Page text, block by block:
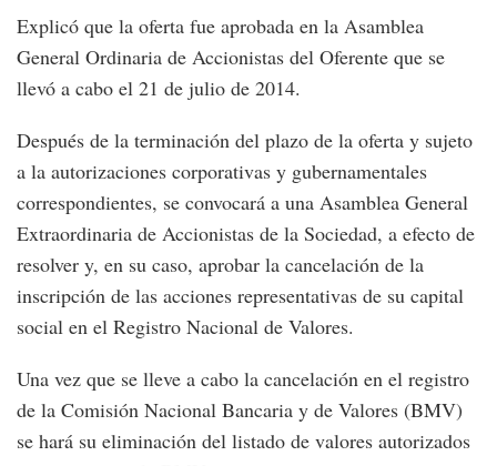
Explicó que la oferta fue aprobada en la Asamblea
General Ordinaria de Accionistas del Oferente que se
llevó a cabo el 21 de julio de 2014.
Después de la terminación del plazo de la oferta y sujeto
a la autorizaciones corporativas y gubernamentales
correspondientes, se convocará a una Asamblea General
Extraordinaria de Accionistas de la Sociedad, a efecto de
resolver y, en su caso, aprobar la cancelación de la
inscripción de las acciones representativas de su capital
social en el Registro Nacional de Valores.
Una vez que se lleve a cabo la cancelación en el registro
de la Comisión Nacional Bancaria y de Valores (BMV)
se hará su eliminación del listado de valores autorizados